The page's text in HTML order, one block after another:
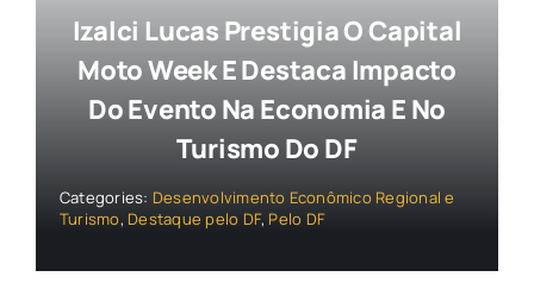
Izalci Lucas Prestigia O Capital
Moto Week E Destaca Impacto
Do Evento Na Economia E No
Turismo Do DF
Categories: Desenvolvimento Econômico Regional e
Turismo, Destaque pelo DF, Pelo DF